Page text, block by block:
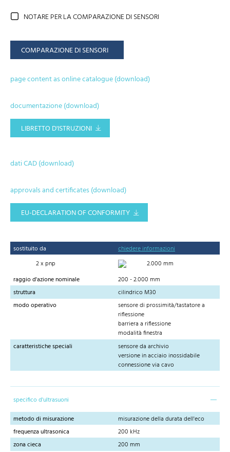
NOTARE PER LA COMPARAZIONE DI SENSORI
COMPARAZIONE DI SENSORI
page content as online catalogue (download)
documentazione (download)
LIBRETTO D'ISTRUZIONI
dati CAD (download)
approvals and certificates (download)
EU-DECLARATION OF CONFORMITY
sostituito da
chiedere informazioni
2 x pnp
2.000 mm
raggio d'azione nominale
200 - 2.000 mm
struttura
cilindrico M30
modo operativo
sensore di prossimità/tastatore a
riflessione
barriera a riflessione
modalità finestra
caratteristiche speciali
sensore da archivio
versione in acciaio inossidabile
connessione via cavo
specifico d'ultrasuoni
metodo di misurazione
misurazione della durata dell'eco
frequenza ultrasonica
200 kHz
zona cieca
200 mm